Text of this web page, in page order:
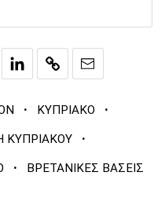
· ΚΥΠΡΙΑΚΟ ·
ΚΥΠΡΙΑΚΟΥ ·
· ΒΡΕΤΑΝΙΚΕΣ ΒΑΣΕΙΣ